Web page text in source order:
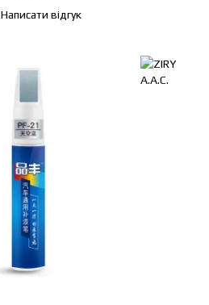
Написати відгук